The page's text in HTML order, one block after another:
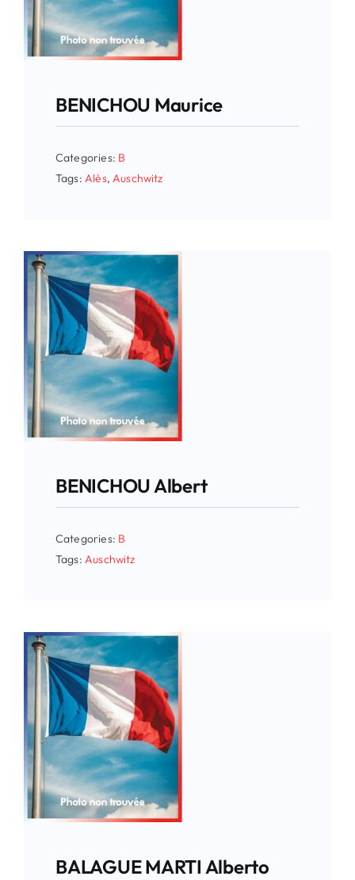
BENICHOU Maurice
Categories: B
Tags:Alès,Auschwitz
BENICHOU Albert
Categories: B
Tags:Auschwitz
BALAGUE MARTI Alberto